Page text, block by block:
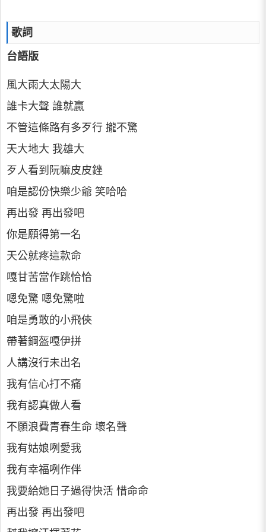
歌詞
台語版
風大雨大太陽大
誰卡大聲 誰就贏
不管這條路有多歹行 攏不驚
天大地大 我雄大
歹人看到阮嘛皮皮銼
咱是認份快樂少爺 笑哈哈
再出發 再出發吧
你是願得第一名
天公就疼這款命
嘎甘苦當作跳恰恰
嗯免驚 嗯免驚啦
咱是勇敢的小飛俠
帶著鋼盔嘎伊拼
人講沒行未出名
我有信心打不痛
我有認真做人看
不願浪費青春生命 壞名聲
我有姑娘咧愛我
我有幸福咧作伴
我要給她日子過得快活 惜命命
再出發 再出發吧